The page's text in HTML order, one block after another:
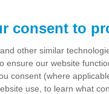
consent to
other similar
ensure our website
consent (where
use, to learn what